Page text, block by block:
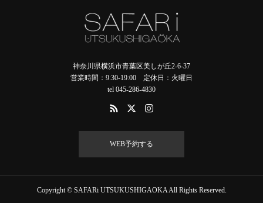
神奈川県横浜市青葉区美しが丘2-6-37
営業時間：9:30-19:00 定休日：火曜日
tel 045-286-4830
WEB予約する
Copyright © SAFARi UTSUKUSHIGAOKA All Rights Reserved.